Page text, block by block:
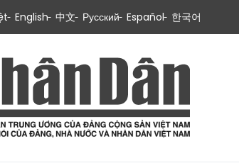
English 中文 Русский Español 한국어